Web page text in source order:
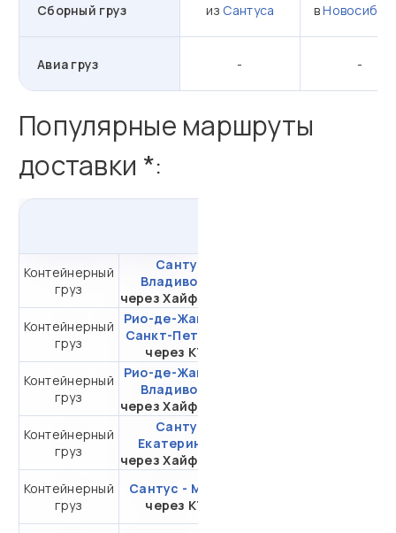
Сборный груз из Сантуса в
Авиа груз - -
Популярные маршруты
доставки *:
Контейнерный
груз
Сантус -
Владивосток
через Хайфон (Тр.)
Контейнерный
груз
Рио-де-Жанейро -
Санкт-Петербург
через КТСП
Контейнерный
груз
Рио-де-Жанейро -
Владивосток
через Хайфон (Тр.)
Контейнерный
груз
Сантус -
Екатеринбург
через Хайфон (Тр.)
Контейнерный
груз
Сантус - Москва
через КТСП